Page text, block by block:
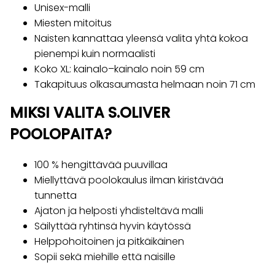
Unisex-malli
Miesten mitoitus
Naisten kannattaa yleensä valita yhtä kokoa
pienempi kuin normaalisti
Koko XL: kainalo–kainalo noin 59 cm
Takapituus olkasaumasta helmaan noin 71 cm
MIKSI VALITA S.OLIVER
POOLOPAITA?
100 % hengittävää puuvillaa
Miellyttävä poolokaulus ilman kiristävää
tunnetta
Ajaton ja helposti yhdisteltävä malli
Säilyttää ryhtinsä hyvin käytössä
Helppohoitoinen ja pitkäikäinen
Sopii sekä miehille että naisille